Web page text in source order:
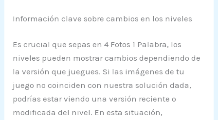
Información clave sobre cambios en los niveles
Es crucial que sepas en 4 Fotos 1 Palabra, los
niveles pueden mostrar cambios dependiendo de
la versión que juegues. Si las imágenes de tu
juego no coinciden con nuestra solución dada,
podrías estar viendo una versión reciente o
modificada del nivel. En esta situación,